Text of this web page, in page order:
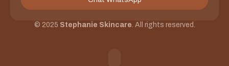
© 2025 Stephanie Skincare. All rights reserved.